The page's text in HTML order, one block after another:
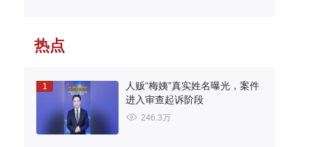
热点
1
人贩“梅姨”真实姓名曝光，案件
进入审查起诉阶段
246.3万